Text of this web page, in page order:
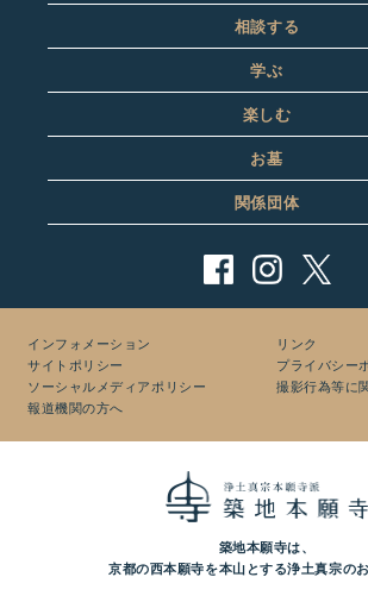
相談する
学ぶ
楽しむ
お墓
関係団体
インフォメーション
リンク
サイトポリシー
プライバシー
ソーシャルメディアポリシー
撮影行為等に
報道機関の方へ
築地本願寺は、
京都の西本願寺を本山とする浄土真宗のお